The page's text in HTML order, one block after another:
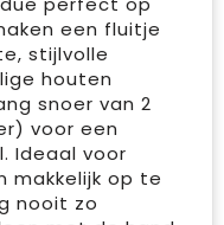
een fluitje
stijlvolle
houten
snoer van 2
voor een
Ideaal voor
makkelijk op te
nooit zo